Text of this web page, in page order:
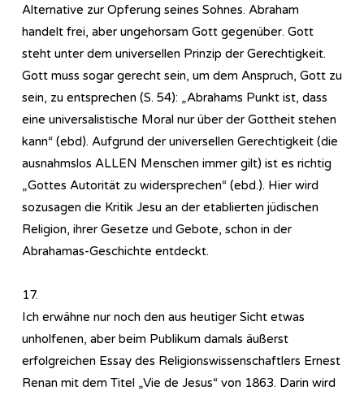
Alternative zur Opferung seines Sohnes. Abraham
handelt frei, aber ungehorsam Gott gegenüber. Gott
steht unter dem universellen Prinzip der Gerechtigkeit.
Gott muss sogar gerecht sein, um dem Anspruch, Gott zu
sein, zu entsprechen (S. 54): „Abrahams Punkt ist, dass
eine universalistische Moral nur über der Gottheit stehen
kann“ (ebd). Aufgrund der universellen Gerechtigkeit (die
ausnahmslos ALLEN Menschen immer gilt) ist es richtig
„Gottes Autorität zu widersprechen“ (ebd.). Hier wird
sozusagen die Kritik Jesu an der etablierten jüdischen
Religion, ihrer Gesetze und Gebote, schon in der
Abrahamas-Geschichte entdeckt.
17.
Ich erwähne nur noch den aus heutiger Sicht etwas
unholfenen, aber beim Publikum damals äußerst
erfolgreichen Essay des Religionswissenschaftlers Ernest
Renan mit dem Titel „Vie de Jesus“ von 1863. Darin wird